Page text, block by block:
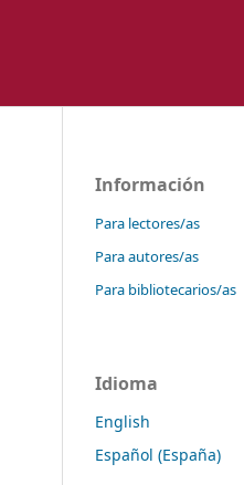
Información
Para lectores/as
Para autores/as
Para bibliotecarios/as
Idioma
English
Español (España)